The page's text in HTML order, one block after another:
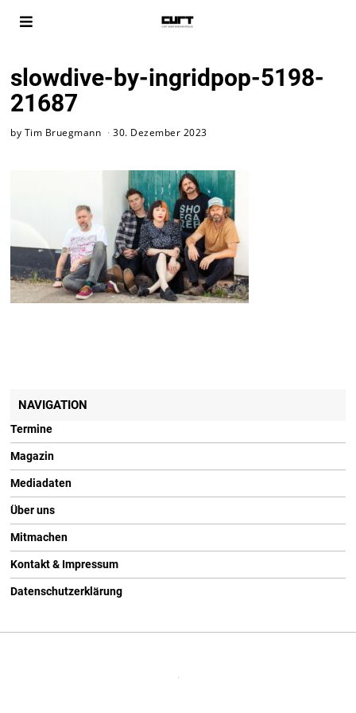
slowdive-by-ingridpop-5198-
21687
by Tim Bruegmann 30. Dezember 2023
NAVIGATION
Termine
Magazin
Mediadaten
Über uns
Mitmachen
Kontakt & Impressum
Datenschutzerklärung